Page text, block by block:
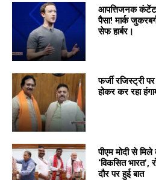
आपत्तिजनक कंटेंट
पैसा! मार्क
सेफ हार्बर।
फर्जी रजिस्ट्री पर
होकर कर रहा
पीएम मोदी से
‘विकसित
दौर पर हुई बात